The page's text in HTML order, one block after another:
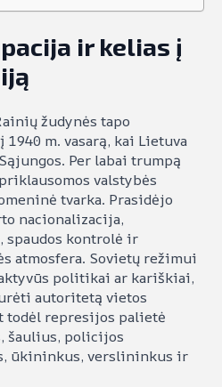
ir kelias į
žudynės tapo
m. vasarą, kai Lietuva
Per labai trumpą
valstybės
tvarka. Prasidėjo
nacionalizacija,
spaudos kontrolė ir
atmosfera. Sovietų režimui
politikai ar kariškiai,
autoritetą vietos
todėl represijos palietė
šaulius, policijos
ūkininkus, verslininkus ir